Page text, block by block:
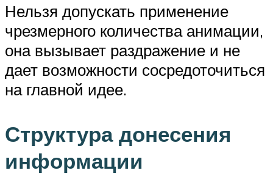
Нельзя допускать применение
чрезмерного количества анимации,
она вызывает раздражение и не
дает возможности сосредоточиться
на главной идее.
Структура донесения
информации